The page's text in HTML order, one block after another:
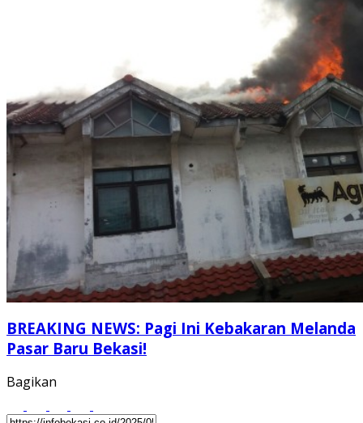
BREAKING NEWS: Pagi Ini Kebakaran Melanda
Pasar Baru Bekasi!
Bagikan